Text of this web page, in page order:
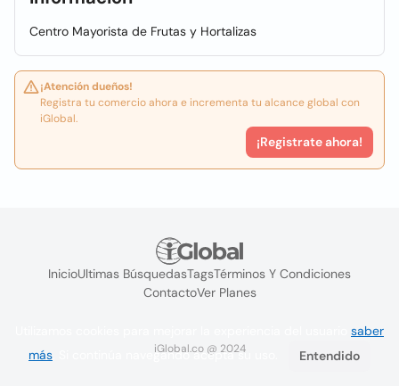
Centro Mayorista de Frutas y Hortalizas
¡Atención dueños!
Registra tu comercio ahora e incrementa tu alcance global con
iGlobal.
¡Registrate ahora!
InicioUltimas BúsquedasTagsTérminos Y Condiciones
ContactoVer Planes
iGlobal.co @ 2024
saber
más . Si continúa navegando acepta su uso. Entendido